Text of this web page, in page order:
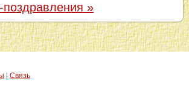
поздравления »
Связь